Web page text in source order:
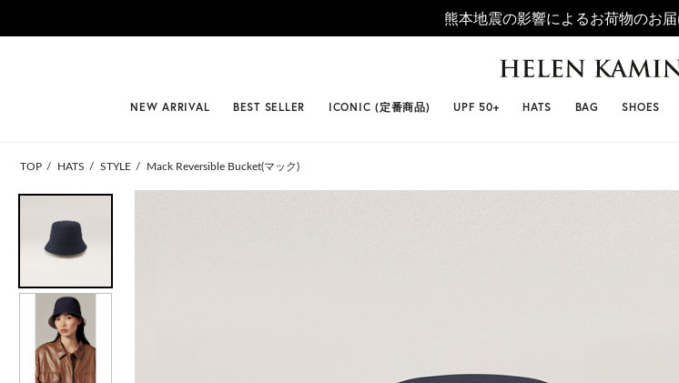
熊本地震の影響によるお荷物のお
#ビベット #キャップ #
NEW ARRIVAL BEST SELLER ICONIC (定番商品) UPF 50+ HATS BAG SHOES
TOP HATS STYLE Mack Reversible Bucket(マック)